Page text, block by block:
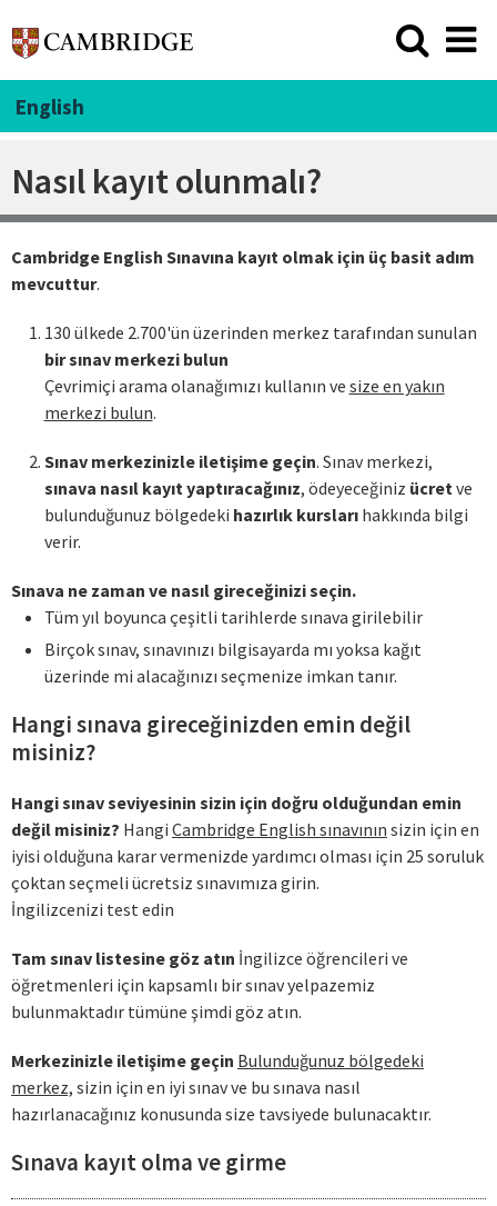
English
Nasıl kayıt olunmalı?
Cambridge English Sınavına kayıt olmak için üç basit adım
mevcuttur.
130 ülkede 2.700'ün üzerinden merkez tarafından sunulan
bir sınav merkezi bulun
Çevrimiçi arama olanağımızı kullanın ve size en yakın
merkezi bulun.
Sınav merkezinizle iletişime geçin. Sınav merkezi,
sınava nasıl kayıt yaptıracağınız, ödeyeceğiniz ücret ve
bulunduğunuz bölgedeki hazırlık kurslarıhakkında bilgi
verir.
Sınava ne zaman ve nasıl gireceğinizi seçin.
Tüm yıl boyunca çeşitli tarihlerde sınava girilebilir
Birçok sınav, sınavınızı bilgisayarda mı yoksa kağıt
üzerinde mi alacağınızı seçmenize imkan tanır.
Hangi sınava gireceğinizden emin değil
misiniz?
Hangi sınav seviyesinin sizin için doğru olduğundan emin
değil misiniz? Hangi Cambridge English sınavının sizin için en
iyisi olduğuna karar vermenizde yardımcı olması için 25 soruluk
çoktan seçmeli ücretsiz sınavımıza girin.
İngilizcenizi test edin
Tam sınav listesine göz atın İngilizce öğrencileri ve
öğretmenleri için kapsamlı bir sınav yelpazemiz
bulunmaktadır tümüne şimdi göz atın.
Merkezinizle iletişime geçin Bulunduğunuz bölgedeki
merkez, sizin için en iyi sınav ve bu sınava nasıl
hazırlanacağınız konusunda size tavsiyede bulunacaktır.
Sınava kayıt olma ve girme